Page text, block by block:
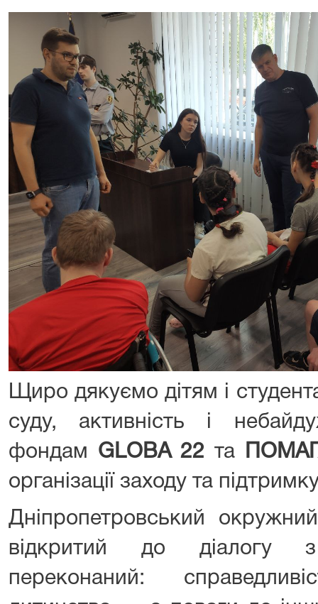
Щиро дякуємо дітям і
суду, активність і
фондам GLOBA 22 та
організації заходу та
Дніпропетровський
відкритий до діалогу
переконаний: